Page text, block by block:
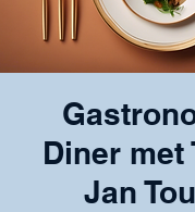
Diner met
Jan